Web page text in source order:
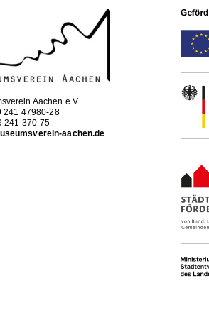
Aachen e.V.
241 47980-28
241 370-75
aachen.de